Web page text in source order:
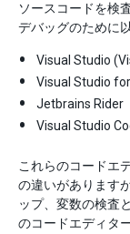
ソースコードを検
デバッグのために
Visual Studio
Visual Studio
Jetbrains Rider
Visual Studio
これらのコードエ
の違いがあります
ップ、変数の検査
のコードエディタ